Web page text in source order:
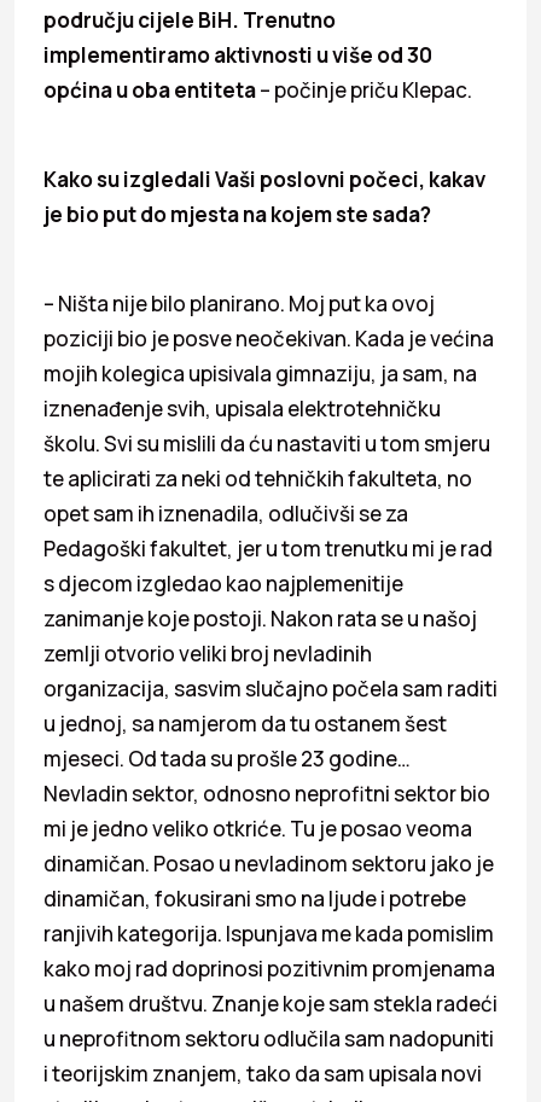
području cijele BiH. Trenutno
implementiramo aktivnosti u više od 30
općina u oba entiteta– počinje priču Klepac.
Kako su izgledali Vaši poslovni počeci, kakav
je bio put do mjesta na kojem ste sada?
– Ništa nije bilo planirano. Moj put ka ovoj
poziciji bio je posve neočekivan. Kada je većina
mojih kolegica upisivala gimnaziju, ja sam, na
iznenađenje svih, upisala elektrotehničku
školu. Svi su mislili da ću nastaviti u tom smjeru
te aplicirati za neki od tehničkih fakulteta, no
opet sam ih iznenadila, odlučivši se za
Pedagoški fakultet, jer u tom trenutku mi je rad
s djecom izgledao kao najplemenitije
zanimanje koje postoji. Nakon rata se u našoj
zemlji otvorio veliki broj nevladinih
organizacija, sasvim slučajno počela sam raditi
u jednoj, sa namjerom da tu ostanem šest
mjeseci. Od tada su prošle 23 godine…
Nevladin sektor, odnosno neprofitni sektor bio
mi je jedno veliko otkriće. Tu je posao veoma
dinamičan. Posao u nevladinom sektoru jako je
dinamičan, fokusirani smo na ljude i potrebe
ranjivih kategorija. Ispunjava me kada pomislim
kako moj rad doprinosi pozitivnim promjenama
u našem društvu. Znanje koje sam stekla radeći
u neprofitnom sektoru odlučila sam nadopuniti
i teorijskim znanjem, tako da sam upisala novi